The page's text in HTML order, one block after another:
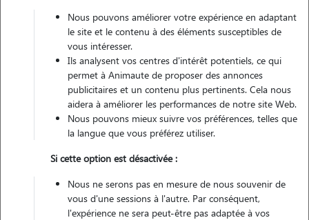
Contacter
L'envoi d'une demande est sans engagement
amoureuse des animaux depuis toujours mais ne pouvant pas en
avoir dans mon petit appartement, je propose ici mes services afin de
passer du temps avec vos compagnons et de leur donner tout
Nous pouvons améliorer votre expérience en adaptant
le site et le contenu à des éléments susceptibles de
vous intéresser.
Ils analysent vos centres d'intérêt potentiels, ce qui
permet à Animaute de proposer des annonces
publicitaires et un contenu plus pertinents. Cela nous
aidera à améliorer les performances de notre site Web.
Nous pouvons mieux suivre vos préférences, telles que
la langue que vous préférez utiliser.
Si cette option est désactivée :
Nous ne serons pas en mesure de nous souvenir de
vous d'une sessions à l'autre. Par conséquent,
l'expérience ne sera peut-être pas adaptée à vos